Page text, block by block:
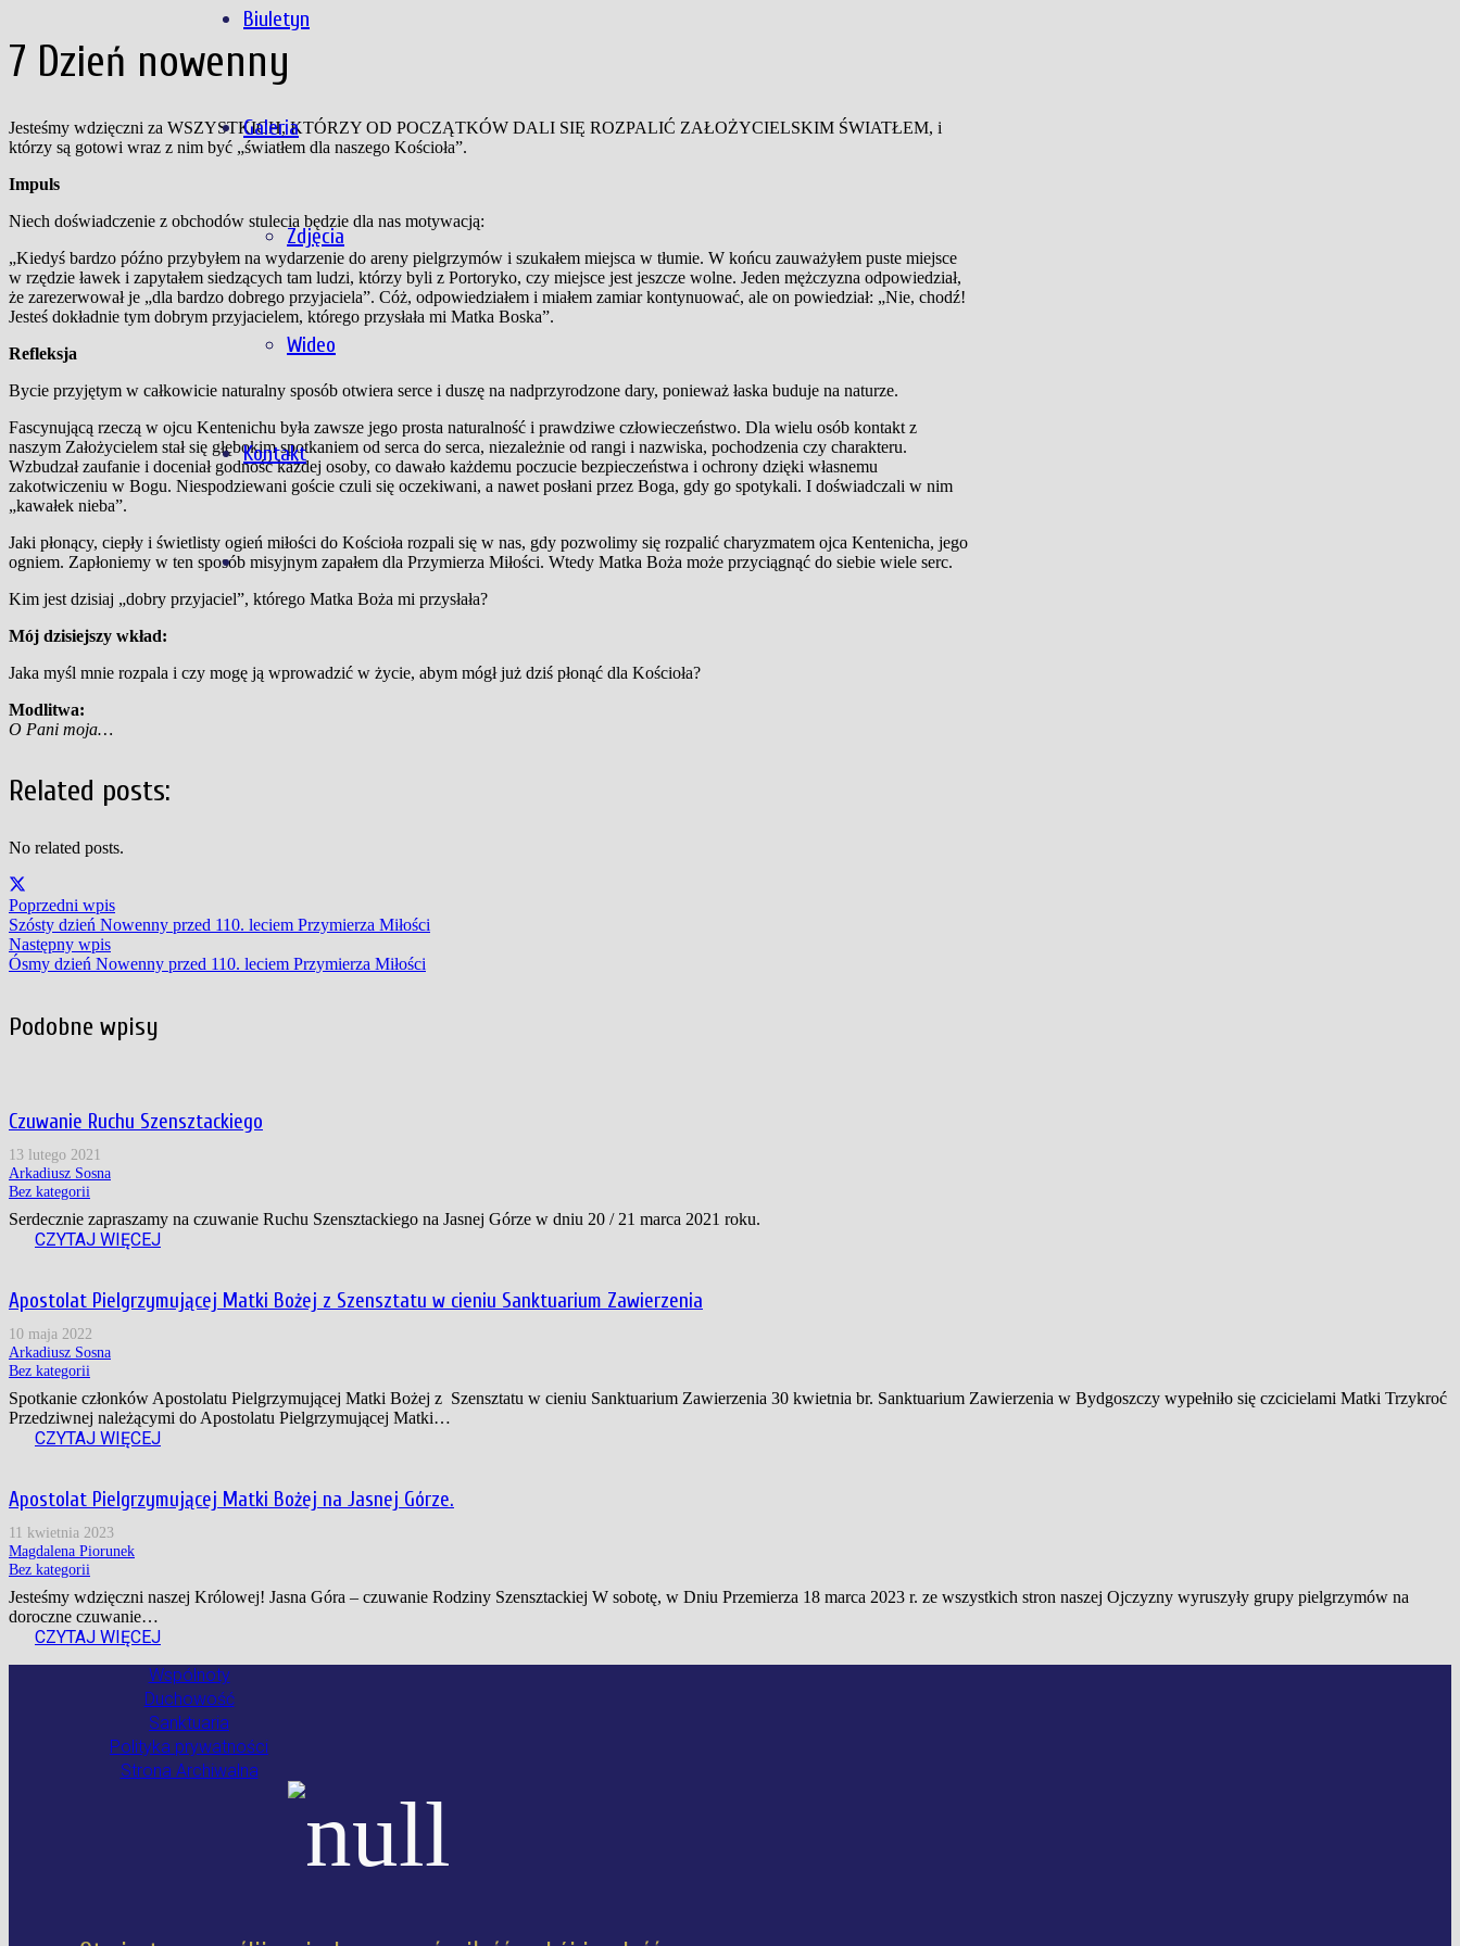
Biuletyn
Galeria
Zdjęcia
Wideo
Kontakt
7 Dzień nowenny
Jesteśmy wdzięczni za WSZYSTKICH, KTÓRZY OD POCZĄTKÓW DALI SIĘ ROZPALIĆ ZAŁOŻYCIELSKIM ŚWIATŁEM, i
którzy są gotowi wraz z nim być „światłem dla naszego Kościoła”.
Impuls
Niech doświadczenie z obchodów stulecia będzie dla nas motywacją:
„Kiedyś bardzo późno przybyłem na wydarzenie do areny pielgrzymów i szukałem miejsca w tłumie. W końcu zauważyłem puste miejsce
w rzędzie ławek i zapytałem siedzących tam ludzi, którzy byli z Portoryko, czy miejsce jest jeszcze wolne. Jeden mężczyzna odpowiedział,
że zarezerwował je „dla bardzo dobrego przyjaciela”. Cóż, odpowiedziałem i miałem zamiar kontynuować, ale on powiedział: „Nie, chodź!
Jesteś dokładnie tym dobrym przyjacielem, którego przysłała mi Matka Boska”.
Refleksja
Bycie przyjętym w całkowicie naturalny sposób otwiera serce i duszę na nadprzyrodzone dary, ponieważ łaska buduje na naturze.
Fascynującą rzeczą w ojcu Kentenichu była zawsze jego prosta naturalność i prawdziwe człowieczeństwo. Dla wielu osób kontakt z
naszym Założycielem stał się głębokim spotkaniem od serca do serca, niezależnie od rangi i nazwiska, pochodzenia czy charakteru.
Wzbudzał zaufanie i doceniał godność każdej osoby, co dawało każdemu poczucie bezpieczeństwa i ochrony dzięki własnemu
zakotwiczeniu w Bogu. Niespodziewani goście czuli się oczekiwani, a nawet posłani przez Boga, gdy go spotykali. I doświadczali w nim
„kawałek nieba”.
Jaki płonący, ciepły i świetlisty ogień miłości do Kościoła rozpali się w nas, gdy pozwolimy się rozpalić charyzmatem ojca Kentenicha, jego
ogniem. Zapłoniemy w ten sposób misyjnym zapałem dla Przymierza Miłości. Wtedy Matka Boża może przyciągnąć do siebie wiele serc.
Kim jest dzisiaj „dobry przyjaciel”, którego Matka Boża mi przysłała?
Mój dzisiejszy wkład:
Jaka myśl mnie rozpala i czy mogę ją wprowadzić w życie, abym mógł już dziś płonąć dla Kościoła?
Modlitwa:
O Pani moja…
Related posts:
No related posts.
Poprzedni wpis
Szósty dzień Nowenny przed 110. leciem Przymierza Miłości
Następny wpis
Ósmy dzień Nowenny przed 110. leciem Przymierza Miłości
Podobne wpisy
Czuwanie Ruchu Szensztackiego
13 lutego 2021
Arkadiusz Sosna
Bez kategorii
Serdecznie zapraszamy na czuwanie Ruchu Szensztackiego na Jasnej Górze w dniu 20 / 21 marca 2021 roku.
CZYTAJ WIĘCEJ
Apostolat Pielgrzymującej Matki Bożej z Szensztatu w cieniu Sanktuarium Zawierzenia
10 maja 2022
Arkadiusz Sosna
Bez kategorii
Spotkanie członków Apostolatu Pielgrzymującej Matki Bożej z Szensztatu w cieniu Sanktuarium Zawierzenia 30 kwietnia br. Sanktuarium Zawierzenia w Bydgoszczy wypełniło się czcicielami Matki Trzykroć
Przedziwnej należącymi do Apostolatu Pielgrzymującej Matki…
CZYTAJ WIĘCEJ
Apostolat Pielgrzymującej Matki Bożej na Jasnej Górze.
11 kwietnia 2023
Magdalena Piorunek
Bez kategorii
Jesteśmy wdzięczni naszej Królowej! Jasna Góra – czuwanie Rodziny Szensztackiej W sobotę, w Dniu Przemierza 18 marca 2023 r. ze wszystkich stron naszej Ojczyzny wyruszyły grupy pielgrzymów na
doroczne czuwanie…
CZYTAJ WIĘCEJ
Wspólnoty
Duchowość
Sanktuaria
Polityka prywatności
Strona Archiwalna